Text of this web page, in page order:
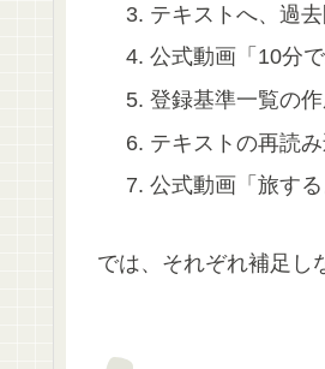
テキストへ、過
公式動画「10分
登録基準一覧の
テキストの再読
公式動画「旅す
では、それぞれ補足し